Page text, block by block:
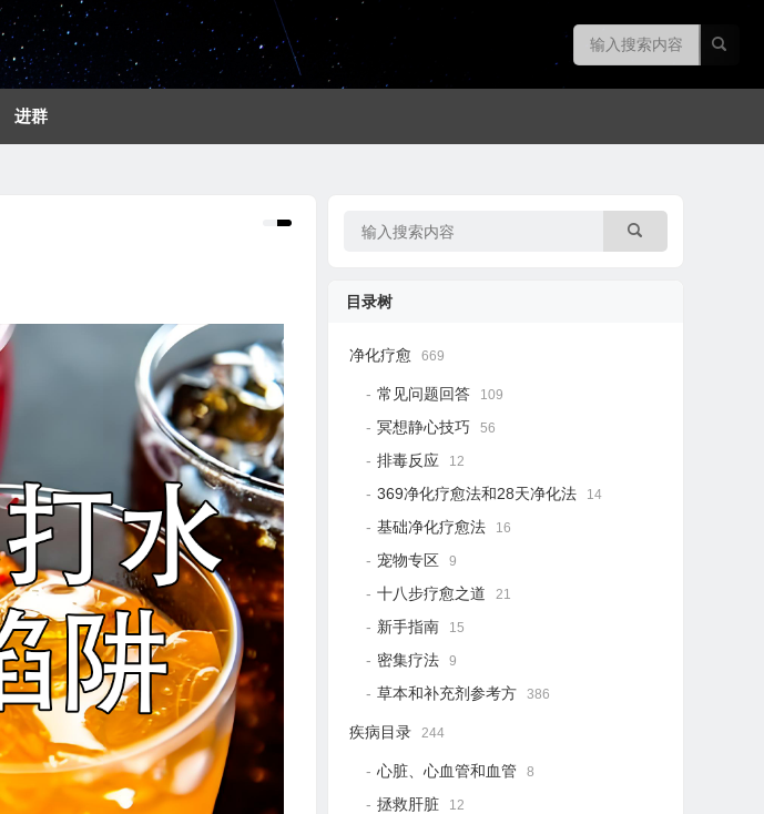
进群
目录树
净化疗愈 669
常见问题回答 109
冥想静心技巧 56
排毒反应 12
369净化疗愈法和28天净化法 14
基础净化疗愈法 16
宠物专区 9
十八步疗愈之道 21
新手指南 15
密集疗法 9
草本和补充剂参考方 386
疾病目录 244
心脏、心血管和血管 8
拯救肝脏 12